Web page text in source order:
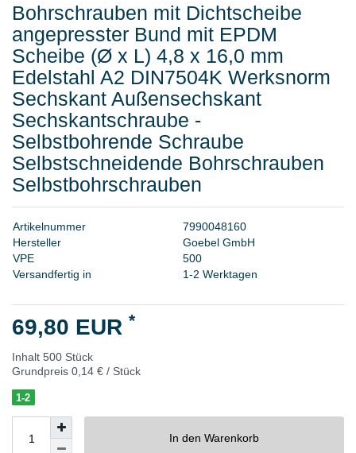
Bohrschrauben mit Dichtscheibe
angepresster Bund mit EPDM
Scheibe (Ø x L) 4,8 x 16,0 mm
Edelstahl A2 DIN7504K Werksnorm
Sechskant Außensechskant
Sechskantschraube -
Selbstbohrende Schraube
Selbstschneidende Bohrschrauben
Selbstbohrschrauben
Artikelnummer 7990048160
Hersteller Goebel GmbH
VPE 500
Versandfertig in
1-2 Werktagen
69,80 EUR *
Inhalt 500 Stück
Grundpreis 0,14 € / Stück
1-2
In den Warenkorb